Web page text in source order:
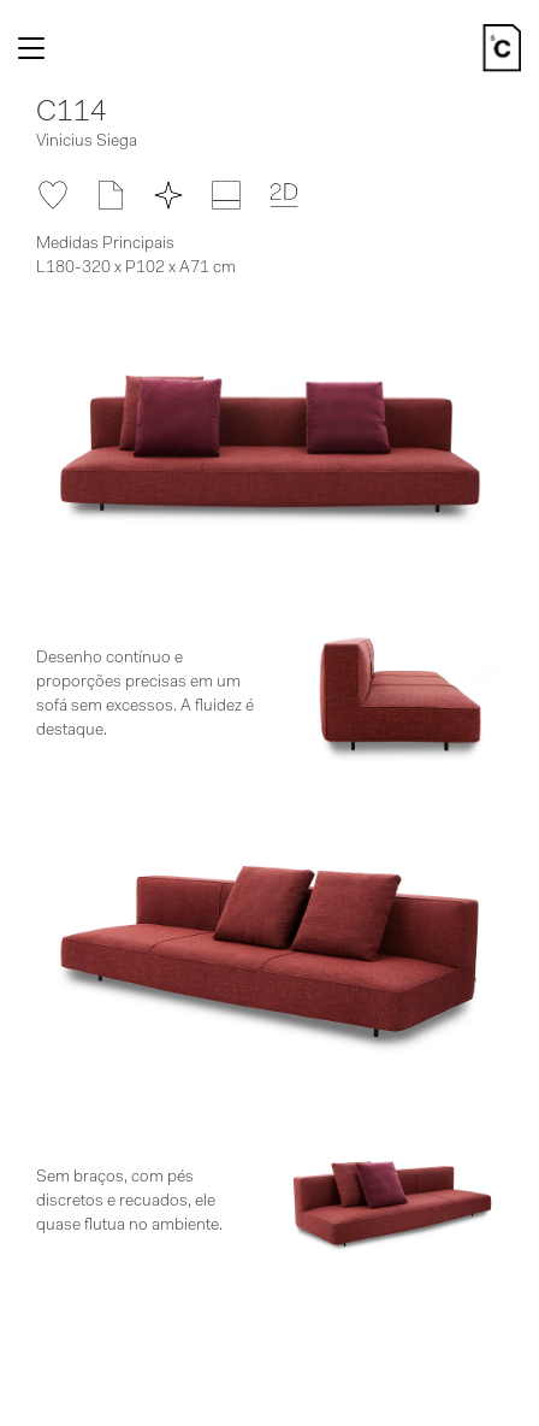
Toggle
C114
Vinicius Siega
Medidas Principais
L180-320 x P102 x A71 cm
Desenho contínuo e
proporções precisas em um
sofá sem excessos. A fluidez é
destaque.
Sem braços, com pés
discretos e recuados, ele
quase flutua no ambiente.